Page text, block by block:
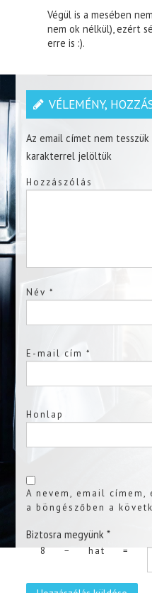
Végül is a mesében
nem ok nélkül), ezért
erre is :).
VÉLEMÉNY,
Az email címet nem tesszük
karakterrel jelöltük
Hozzászólás
Név*
E-mail cím*
Honlap
A nevem, email
a böngészőben a
Biztosra megyünk *
8 − hat =